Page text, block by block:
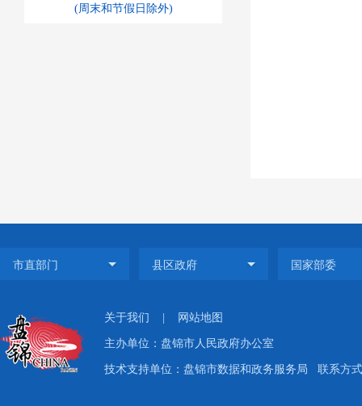
(周末和节假日除外)
关于我们 网站地图
主办单位：盘锦市人民政府办公室
技术支持单位：盘锦市数据和政务服务局 联系方